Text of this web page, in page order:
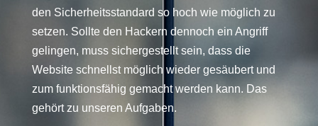
den Sicherheitsstandard so hoch wie möglich zu
setzen. Sollte den Hackern dennoch ein Angriff
gelingen, muss sichergestellt sein, dass die
Website schnellst möglich wieder gesäubert und
zum funktionsfähig gemacht werden kann. Das
gehört zu unseren Aufgaben.